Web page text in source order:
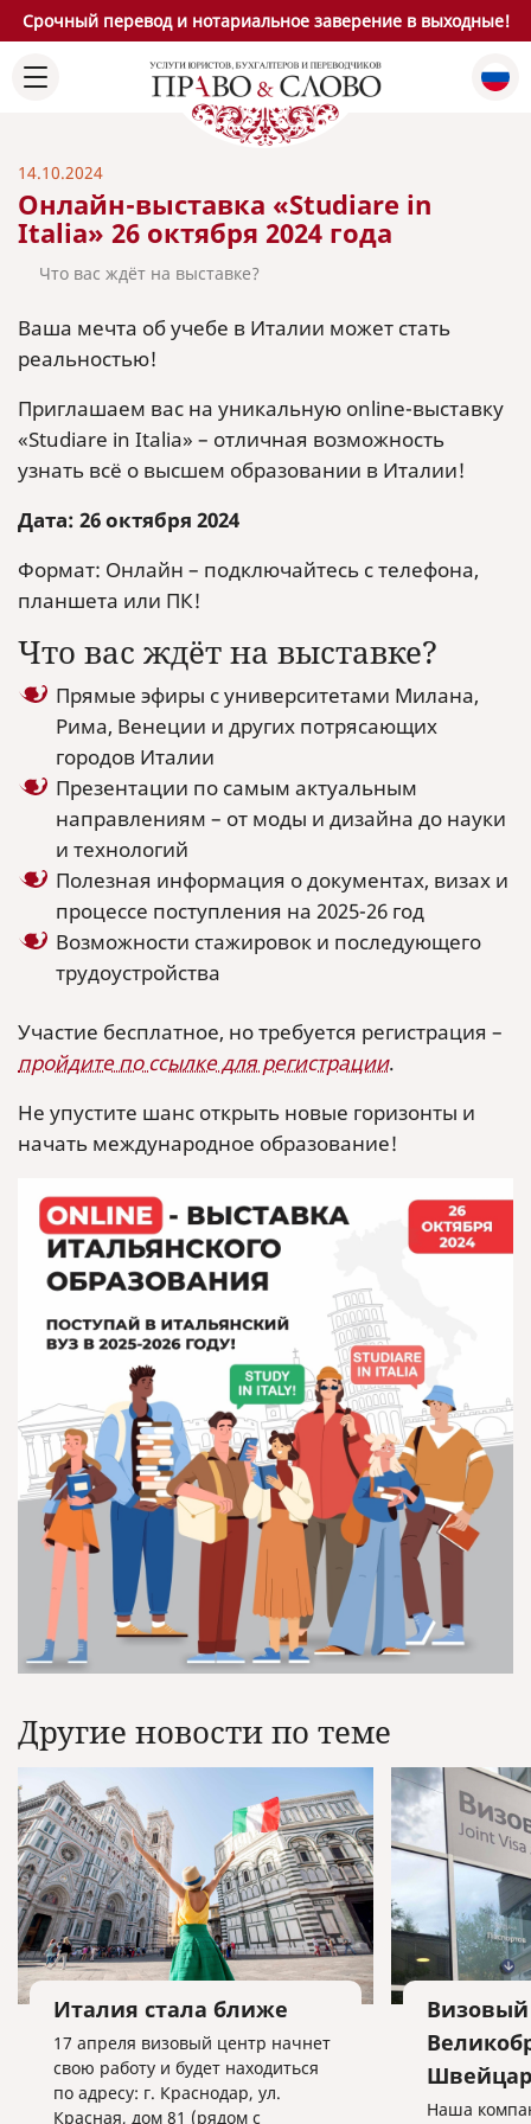
Срочный перевод и нотариальное заверение в выходные!
14.10.2024
Онлайн-выставка «Studiare in
Italia» 26 октября 2024 года
Что вас ждёт на выставке?
Ваша мечта об учебе в Италии может стать
реальностью!
Приглашаем вас на уникальную online-выставку
«Studiare in Italia» – отличная возможность
узнать всё о высшем образовании в Италии!
Дата: 26 октября 2024
Формат: Онлайн – подключайтесь с телефона,
планшета или ПК!
Что вас ждёт на выставке?
Прямые эфиры с университетами Милана,
Рима, Венеции и других потрясающих
городов Италии
Презентации по самым актуальным
направлениям – от моды и дизайна до науки
и технологий
Полезная информация о документах, визах и
процессе поступления на 2025-26 год
Возможности стажировок и последующего
трудоустройства
Участие бесплатное, но требуется регистрация –
пройдите по ссылке для регистрации.
Не упустите шанс открыть новые горизонты и
начать международное образование!
Другие новости по теме
Италия стала ближе
17 апреля визовый центр начнет
свою работу и будет находиться
по адресу: г. Краснодар, ул.
Красная, дом 81 (рядом с
Наша